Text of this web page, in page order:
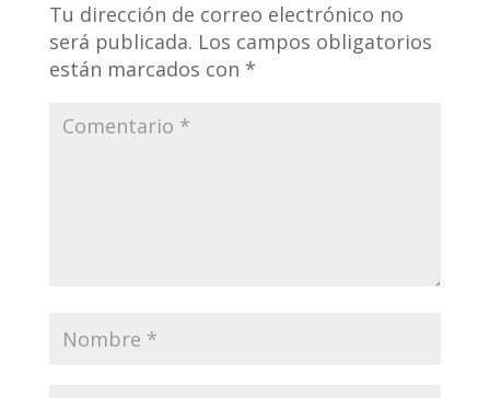
Tu dirección de correo electrónico no
será publicada. Los campos obligatorios
están marcados con *